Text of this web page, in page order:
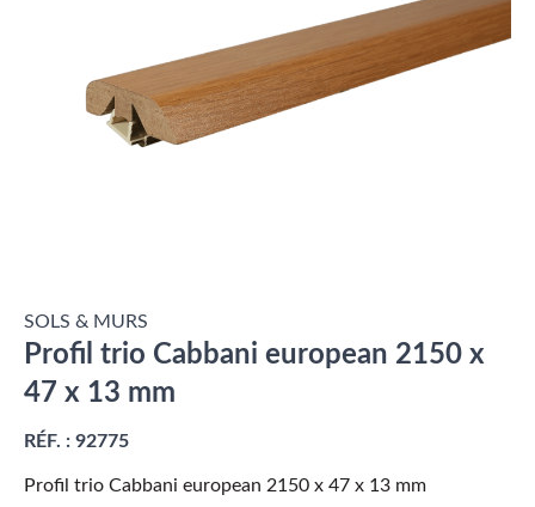
SOLS & MURS
Profil trio Cabbani european 2150 x
47 x 13 mm
RÉF. : 92775
Profil trio Cabbani european 2150 x 47 x 13 mm